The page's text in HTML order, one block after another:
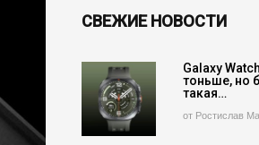
СВЕЖИЕ НОВОСТИ
Galaxy
тоньше, но
такая…
от Ростислав